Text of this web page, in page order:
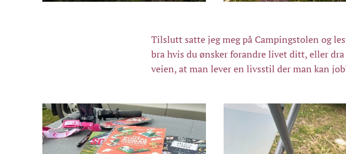
Tilslutt satte jeg meg på Campingstolen og
bra hvis du ønsker forandre livet ditt, eller
veien, at man lever en livsstil der man kan